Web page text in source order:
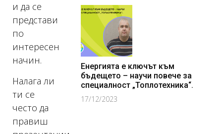
и да се
представи
по
интересен
начин.
Налага ли
ти се
често да
правиш
Енергията е ключът към
бъдещето – научи повече за
специалност „Топлотехника“.
17/12/2023